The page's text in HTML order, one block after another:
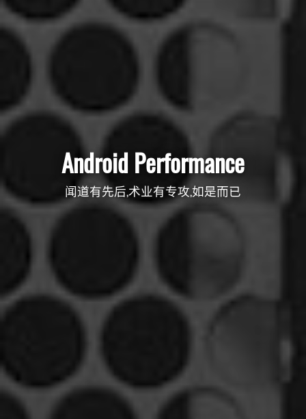
Android Performance
闻道有先后,术业有专攻,如是而已